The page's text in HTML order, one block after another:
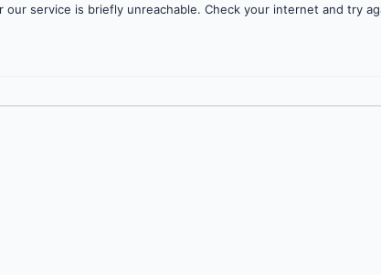
our service is briefly unreachable. Check your internet and try